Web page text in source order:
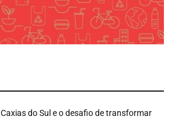
Caxias do Sul e o desafio de transformar